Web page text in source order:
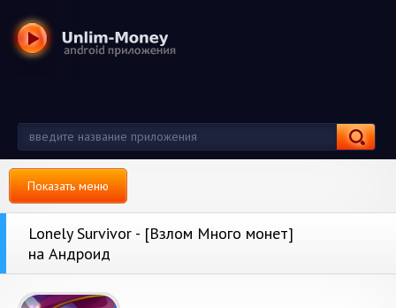
Показать меню
Lonely Survivor - [Взлом Много монет]
на Андроид